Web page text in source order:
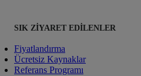
SIK ZIYARET EDILENLER
Fiyatlandırma
Ücretsiz Kaynaklar
Referans Programı